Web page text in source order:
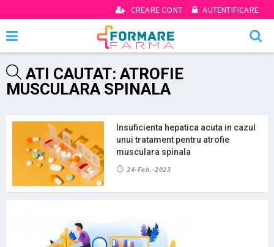
CREARE CONT AUTENTIFICARE
ATI CAUTAT: ATROFIE
MUSCULARA SPINALA
Insuficienta hepatica acuta in cazul
unui tratament pentru atrofie
musculara spinala
24-Feb.-2023